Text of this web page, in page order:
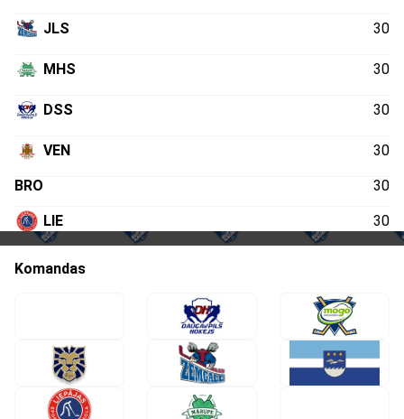
JLS 30
MHS 30
DSS 30
VEN 30
BRO 30
LIE 30
MOG
Komandas